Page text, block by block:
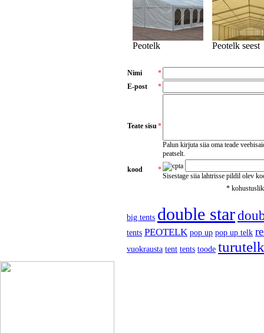
Peotelk Peotelk seest
Nimi
*
E-post
*
Teate sisu*
Palun kirjuta siia oma teade
peatselt.
kood
*
Sisestage siia lahtrisse pildil olev
*
big tents double star
tents PEOTELK pop up pop up telk
vuokrausta tent tents toode turutelk